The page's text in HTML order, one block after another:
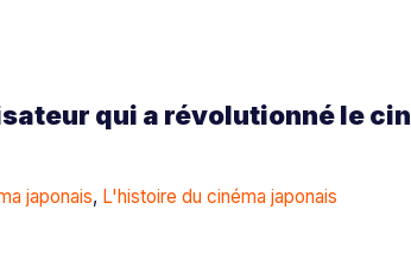
qui a révolutionné le
japonais, L'histoire du cinéma japonais